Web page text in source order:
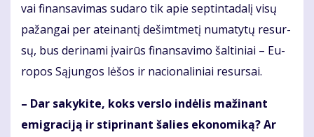
vai fi­nan­sa­vi­mas su­da­ro tik apie sep­tin­ta­da­lį vi­sų
pa­žan­gai per at­ei­nan­tį de­šimt­me­tį nu­ma­ty­tų re­sur­
sų, bus de­ri­na­mi įvai­rūs fi­nan­sa­vi­mo šal­ti­niai – Eu­
ro­pos Są­jun­gos lė­šos ir na­cio­na­li­niai re­sur­sai.
– Dar sa­ky­ki­te, koks ver­slo in­dė­lis ma­ži­nant
emig­ra­ci­ją ir stip­ri­nant ša­lies eko­no­mi­ką? Ar